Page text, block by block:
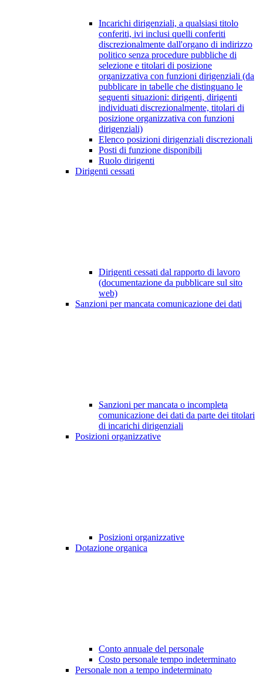
Incarichi dirigenziali, a qualsiasi titolo
conferiti, ivi inclusi quelli conferiti
discrezionalmente dall'organo di indirizzo
politico senza procedure pubbliche di
selezione e titolari di posizione
organizzativa con funzioni dirigenziali (da
pubblicare in tabelle che distinguano le
seguenti situazioni: dirigenti, dirigenti
individuati discrezionalmente, titolari di
posizione organizzativa con funzioni
dirigenziali)
Elenco posizioni dirigenziali discrezionali
Posti di funzione disponibili
Ruolo dirigenti
Dirigenti cessati
Dirigenti cessati dal rapporto di lavoro
(documentazione da pubblicare sul sito
web)
Sanzioni per mancata comunicazione dei dati
Sanzioni per mancata o incompleta
comunicazione dei dati da parte dei titolari
di incarichi dirigenziali
Posizioni organizzative
Posizioni organizzative
Dotazione organica
Conto annuale del personale
Costo personale tempo indeterminato
Personale non a tempo indeterminato